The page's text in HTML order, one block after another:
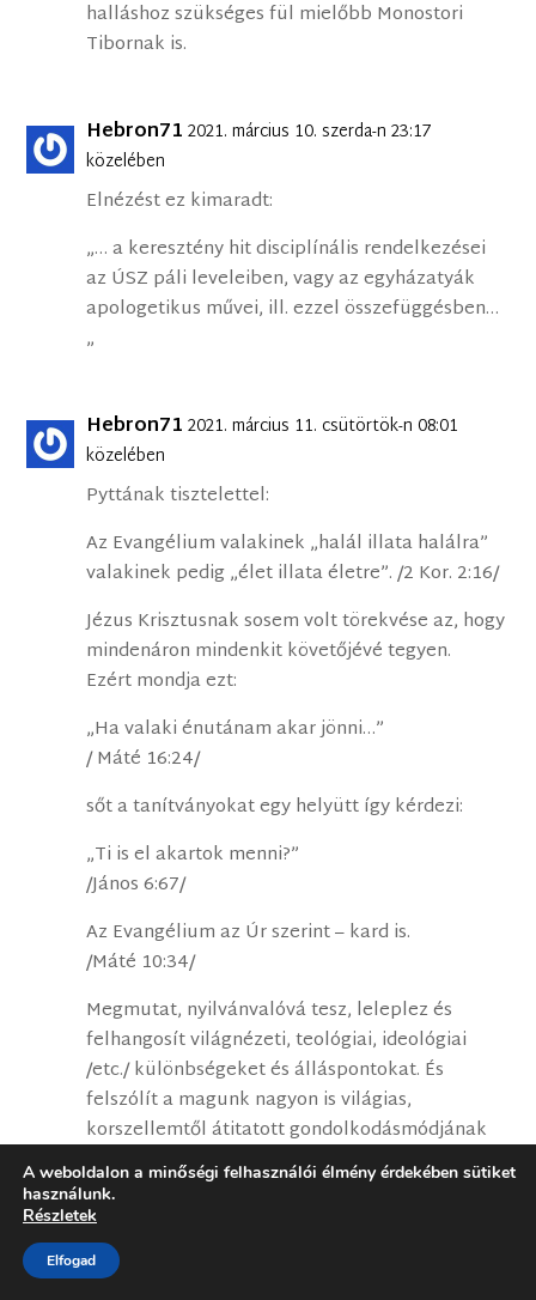
halláshoz szükséges fül mielőbb Monostori
Tibornak is.
Hebron71 2021. március 10. szerda-n 23:17
közelében
Elnézést ez kimaradt:
„… a keresztény hit disciplínális rendelkezései
az ÚSZ páli leveleiben, vagy az egyházatyák
apologetikus művei, ill. ezzel összefüggésben…
„
Hebron71 2021. március 11. csütörtök-n 08:01
közelében
Pyttának tisztelettel:
Az Evangélium valakinek „halál illata halálra”
valakinek pedig „élet illata életre”. /2 Kor. 2:16/
Jézus Krisztusnak sosem volt törekvése az, hogy
mindenáron mindenkit követőjévé tegyen.
Ezért mondja ezt:
„Ha valaki énutánam akar jönni…”
/ Máté 16:24/
sőt a tanítványokat egy helyütt így kérdezi:
„Ti is el akartok menni?”
/János 6:67/
Az Evangélium az Úr szerint – kard is.
/Máté 10:34/
Megmutat, nyilvánvalóvá tesz, leleplez és
felhangosít világnézeti, teológiai, ideológiai
/etc./ különbségeket és álláspontokat. És
felszólít a magunk nagyon is világias,
korszellemtől átitatott gondolkodásmódjának
az Isten akarata szerint való megváltoztatására.
Ezt nevezi a Biblia metanoiának – megtérésnek.
Aki jó szolgája Isten Igéjének, az ennek a
kinyilatkoztatott Igei alapvetésnek a biztos
A weboldalon a minőségi felhasználói élmény érdekében sütiket
használunk.
Részletek
Elfogad